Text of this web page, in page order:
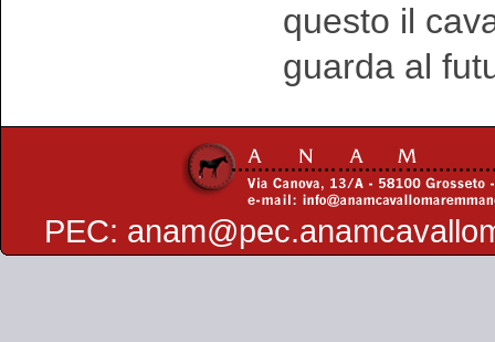
questo il
guarda al
PEC: